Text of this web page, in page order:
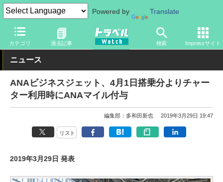
Powered by Translate
カテゴリ 過去記事 検索 Impressサイト
トラベル Watch 旅の方法 空旅 マイレージ
ニュース
ANAビジネスジェット、4月1日搭乗分よりチャー
ター利用時にANAマイル付与
編集部：多和田新也 2019年3月29日 19:47
リスト
2019年3月29日 発表